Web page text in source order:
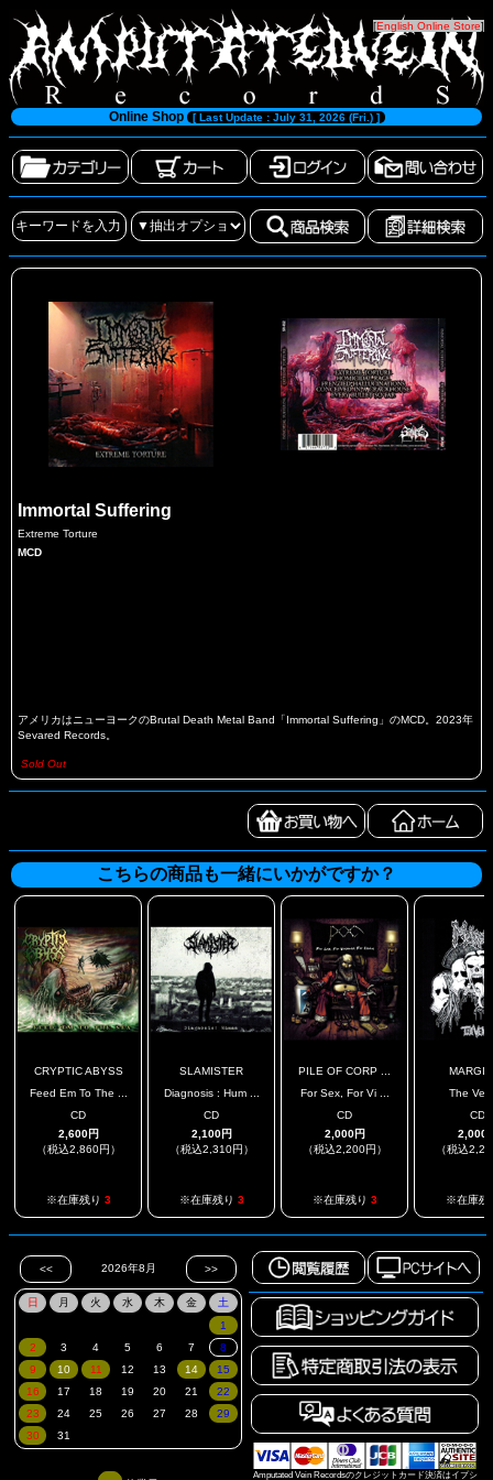
[English Online Store]
Online Shop [ Last Update : July 31, 2026 (Fri.) ]
Immortal Suffering
Extreme Torture
MCD
アメリカはニューヨークのBrutal Death Metal Band「Immortal Suffering」のMCD。2023年
Sevared Records。
Sold Out
こちらの商品も一緒にいかがですか？
CRYPTIC ABYSS
Feed Em To The ...
CD
2,600円
（税込2,860円）
※在庫残り 3
SLAMISTER
Diagnosis : Hum ...
CD
2,100円
（税込2,310円）
※在庫残り 3
PILE OF CORP ...
For Sex, For Vi ...
CD
2,000円
（税込2,200円）
※在庫残り 3
The
CD
2,000
（税込
※在庫残
Amputated Vein Recordsのクレジットカード決済はイプシ